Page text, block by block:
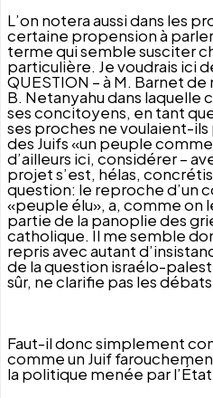
L’on notera aussi dans les
certaine propension à
terme qui semble susciter
particulière. Je voudrais ici
QUESTION – à M. Barnet
B. Netanyahu dans laquelle
ses concitoyens, en tant
ses proches ne voulaient-
des Juifs «un peuple
d’ailleurs ici, considérer –
projet s’est, hélas,
question: le reproche d’un
«peuple élu», a, comme on
partie de la panoplie des
catholique. Il me semble
repris avec autant
de la question israélo-
sûr, ne clarifie pas les
Faut-ildonc simplement
comme un Juif
la politique menée par l’État